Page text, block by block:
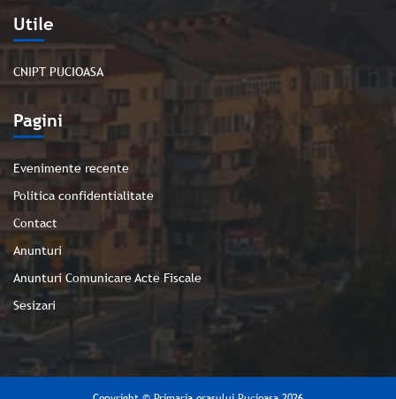
Utile
CNIPT PUCIOASA
Pagini
Evenimente recente
Politica confidentialitate
Contact
Anunturi
Anunturi Comunicare Acte Fiscale
Sesizari